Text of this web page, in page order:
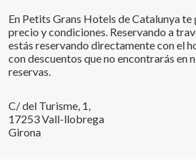
En Petits Grans Hotels de Catalunya
precio y condiciones. Reservando a
estás reservando directamente con el
con descuentos que no encontrarás en
reservas.
C/ del Turisme, 1,
17253 Vall-llobrega
Girona